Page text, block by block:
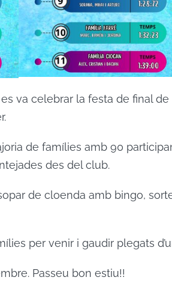
va celebrar la festa de final
de famílies amb 90
des del club.
de cloenda amb bingo,
per venir i gaudir plegats
Passeu bon estiu!!